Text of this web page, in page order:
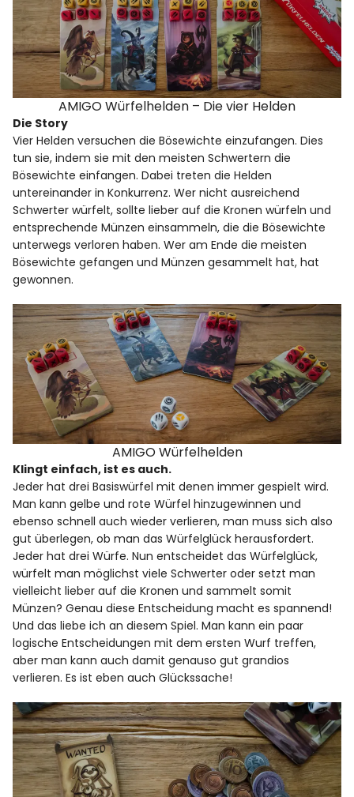
AMIGO Würfelhelden – Die vier Helden
Die Story
Vier Helden versuchen die Bösewichte einzufangen. Dies
tun sie, indem sie mit den meisten Schwertern die
Bösewichte einfangen. Dabei treten die Helden
untereinander in Konkurrenz. Wer nicht ausreichend
Schwerter würfelt, sollte lieber auf die Kronen würfeln und
entsprechende Münzen einsammeln, die die Bösewichte
unterwegs verloren haben. Wer am Ende die meisten
Bösewichte gefangen und Münzen gesammelt hat, hat
gewonnen.
AMIGO Würfelhelden
Klingt einfach, ist es auch.
Jeder hat drei Basiswürfel mit denen immer gespielt wird.
Man kann gelbe und rote Würfel hinzugewinnen und
ebenso schnell auch wieder verlieren, man muss sich also
gut überlegen, ob man das Würfelglück herausfordert.
Jeder hat drei Würfe. Nun entscheidet das Würfelglück,
würfelt man möglichst viele Schwerter oder setzt man
vielleicht lieber auf die Kronen und sammelt somit
Münzen? Genau diese Entscheidung macht es spannend!
Und das liebe ich an diesem Spiel. Man kann ein paar
logische Entscheidungen mit dem ersten Wurf treffen,
aber man kann auch damit genauso gut grandios
verlieren. Es ist eben auch Glückssache!